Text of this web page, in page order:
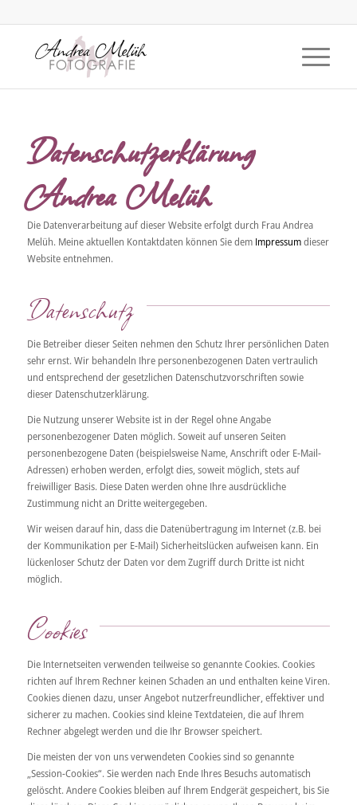
Datenschutzerklärung
Andrea Melüh
Die Datenverarbeitung auf dieser Website erfolgt durch Frau Andrea
Melüh. Meine aktuellen Kontaktdaten können Sie dem Impressumdieser
Website entnehmen.
Datenschutz
Die Betreiber dieser Seiten nehmen den Schutz Ihrer persönlichen Daten
sehr ernst. Wir behandeln Ihre personenbezogenen Daten vertraulich
und entsprechend der gesetzlichen Datenschutzvorschriften sowie
dieser Datenschutzerklärung.
Die Nutzung unserer Website ist in der Regel ohne Angabe
personenbezogener Daten möglich. Soweit auf unseren Seiten
personenbezogene Daten (beispielsweise Name, Anschrift oder E-Mail-
Adressen) erhoben werden, erfolgt dies, soweit möglich, stets auf
freiwilliger Basis. Diese Daten werden ohne Ihre ausdrückliche
Zustimmung nicht an Dritte weitergegeben.
Wir weisen darauf hin, dass die Datenübertragung im Internet (z.B. bei
der Kommunikation per E-Mail) Sicherheitslücken aufweisen kann. Ein
lückenloser Schutz der Daten vor dem Zugriff durch Dritte ist nicht
möglich.
Cookies
Die Internetseiten verwenden teilweise so genannte Cookies. Cookies
richten auf Ihrem Rechner keinen Schaden an und enthalten keine Viren.
Cookies dienen dazu, unser Angebot nutzerfreundlicher, effektiver und
sicherer zu machen. Cookies sind kleine Textdateien, die auf Ihrem
Rechner abgelegt werden und die Ihr Browser speichert.
Die meisten der von uns verwendeten Cookies sind so genannte
„Session-Cookies“. Sie werden nach Ende Ihres Besuchs automatisch
gelöscht. Andere Cookies bleiben auf Ihrem Endgerät gespeichert, bis Sie